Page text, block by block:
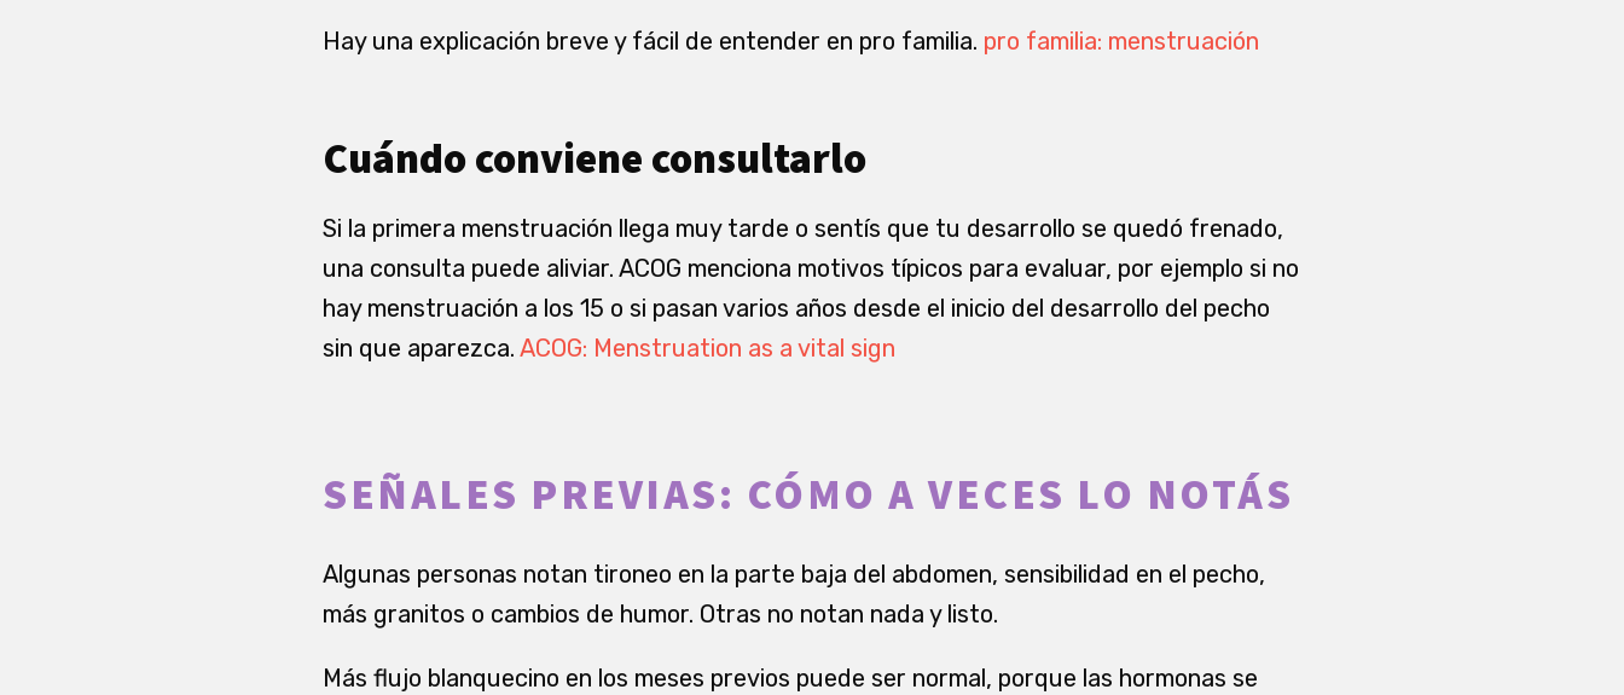
Hay una explicación breve y fácil de entender en pro familia. pro familia: menstruación
Cuándo conviene consultarlo
Si la primera menstruación llega muy tarde o sentís que tu desarrollo se quedó frenado,
una consulta puede aliviar. ACOG menciona motivos típicos para evaluar, por ejemplo si no
hay menstruación a los 15 o si pasan varios años desde el inicio del desarrollo del pecho
sin que aparezca. ACOG: Menstruation as a vital sign
SEÑALES PREVIAS: CÓMO A VECES LO NOTÁS
Algunas personas notan tironeo en la parte baja del abdomen, sensibilidad en el pecho,
más granitos o cambios de humor. Otras no notan nada y listo.
Más flujo blanquecino en los meses previos puede ser normal, porque las hormonas se